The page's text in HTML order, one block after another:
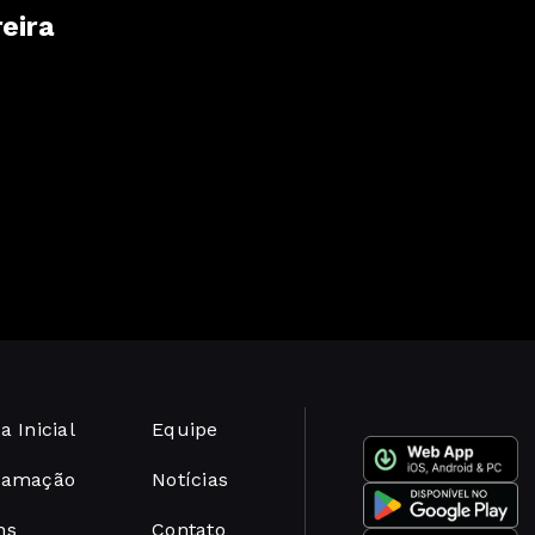
Inicial Equipe
Notícias
Contato